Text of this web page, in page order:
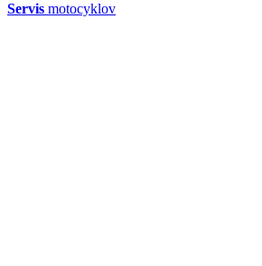
Servis motocyklov